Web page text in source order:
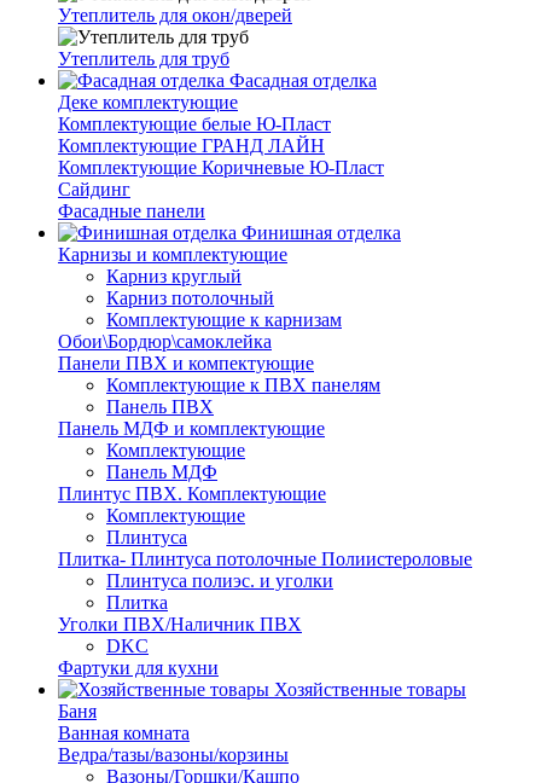
Утеплитель для окон/дверей
Утеплитель для труб
Фасадная отделка
Деке комплектующие
Комплектующие белые Ю-Пласт
Комплектующие ГРАНД ЛАЙН
Комплектующие Коричневые Ю-Пласт
Сайдинг
Фасадные панели
Финишная отделка
Карнизы и комплектующие
Карниз круглый
Карниз потолочный
Комплектующие к карнизам
Обои\Бордюр\самоклейка
Панели ПВХ и компектующие
Комплектующие к ПВХ панелям
Панель ПВХ
Панель МДФ и комплектующие
Комплектующие
Панель МДФ
Плинтус ПВХ. Комплектующие
Комплектующие
Плинтуса
Плитка- Плинтуса потолочные Полиистероловые
Плинтуса полиэс. и уголки
Плитка
Уголки ПВХ/Наличник ПВХ
DKC
Фартуки для кухни
Хозяйственные товары
Баня
Ванная комната
Ведра/тазы/вазоны/корзины
Вазоны/Горшки/Кашпо